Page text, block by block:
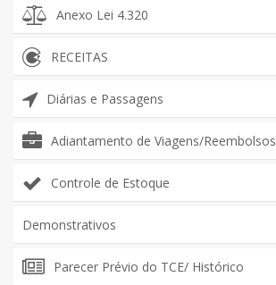
Anexo Lei 4.320
RECEITAS
Diárias e Passagens
Adiantamento de Viagens/Reembolsos
Controle de Estoque
Demonstrativos
Parecer Prévio do TCE/ Histórico